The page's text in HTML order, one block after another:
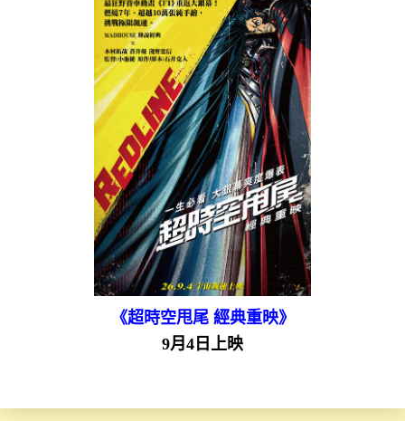
《超時空甩尾 經典重映》
9月4日上映